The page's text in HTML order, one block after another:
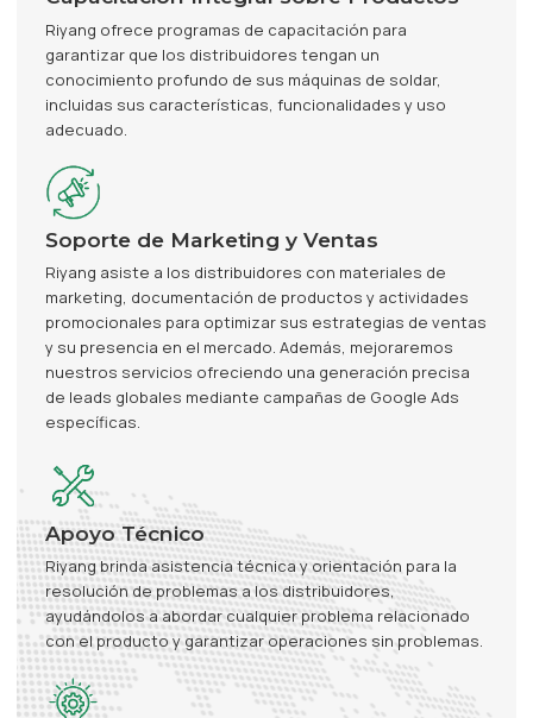
Riyang ofrece programas de capacitación para
garantizar que los distribuidores tengan un
conocimiento profundo de sus máquinas de soldar,
incluidas sus características, funcionalidades y uso
adecuado.
Soporte de Marketing y Ventas
Riyang asiste a los distribuidores con materiales de
marketing, documentación de productos y actividades
promocionales para optimizar sus estrategias de ventas
y su presencia en el mercado. Además, mejoraremos
nuestros servicios ofreciendo una generación precisa
de leads globales mediante campañas de Google Ads
específicas.
Apoyo Técnico
Riyang brinda asistencia técnica y orientación para la
resolución de problemas a los distribuidores,
ayudándolos a abordar cualquier problema relacionado
con el producto y garantizar operaciones sin problemas.